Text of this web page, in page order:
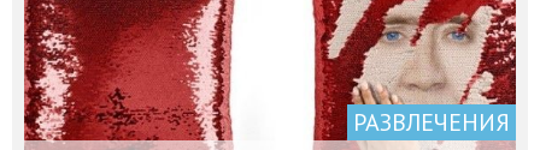
РАЗВЛЕЧЕНИЯ